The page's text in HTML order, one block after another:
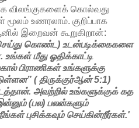
விலங்குகளைக் கொல்வது
உணரலாம். குறிப்பாக
இறைவன் கூறுகிறான்:
கொண்ட) உடன்படிக்கைகளை
உங்கள் மீது ஓதிக்காட்டி
பிராணிகள் உங்களுக்கு
( திருக்குர்ஆன் 5:1)
அவற்றில் உங்களுக்குக் கத
(பல) பலன்களும்
புசிக்கவும் செய்கின்றீர்கள்.'